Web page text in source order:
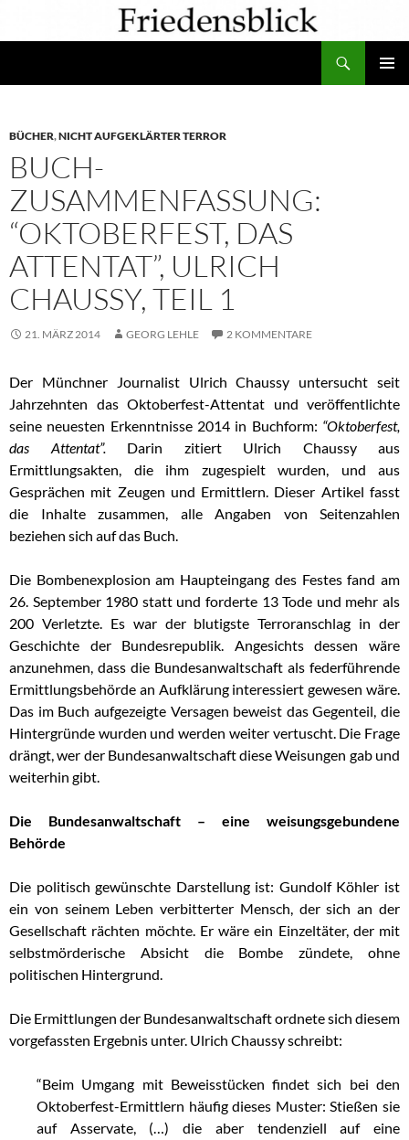
BÜCHER,NICHT AUFGEKLÄRTER TERROR
BUCH-
ZUSAMMENFASSUNG:
“OKTOBERFEST, DAS
ATTENTAT”, ULRICH
CHAUSSY, TEIL 1
21. MÄRZ 2014 GEORG LEHLE 2 KOMMENTARE
Der Münchner Journalist Ulrich Chaussy untersucht seit
Jahrzehnten das Oktoberfest-Attentat und veröffentlichte
seine neuesten Erkenntnisse 2014 in Buchform: “Oktoberfest,
das Attentat”.Darin zitiert Ulrich Chaussy aus
Ermittlungsakten, die ihm zugespielt wurden, und aus
Gesprächen mit Zeugen und Ermittlern. Dieser Artikel fasst
die Inhalte zusammen, alle Angaben von Seitenzahlen
beziehen sich auf das Buch.
Die Bombenexplosion am Haupteingang des Festes fand am
26. September 1980 statt und forderte 13 Tode und mehr als
200 Verletzte. Es war der blutigste Terroranschlag in der
Geschichte der Bundesrepublik. Angesichts dessen wäre
anzunehmen, dass die Bundesanwaltschaft als federführende
Ermittlungsbehörde an Aufklärung interessiert gewesen wäre.
Das im Buch aufgezeigte Versagen beweist das Gegenteil, die
Hintergründe wurden und werden weiter vertuscht. Die Frage
drängt, wer der Bundesanwaltschaft diese Weisungen gab und
weiterhin gibt.
Die Bundesanwaltschaft – eine weisungsgebundene
Behörde
Die politisch gewünschte Darstellung ist: Gundolf Köhler ist
ein von seinem Leben verbitterter Mensch, der sich an der
Gesellschaft rächten möchte. Er wäre ein Einzeltäter, der mit
selbstmörderische Absicht die Bombe zündete, ohne
politischen Hintergrund.
Die Ermittlungen der Bundesanwaltschaft ordnete sich diesem
vorgefassten Ergebnis unter. Ulrich Chaussy schreibt:
“Beim Umgang mit Beweisstücken findet sich bei den
Oktoberfest-Ermittlern häufig dieses Muster: Stießen sie
auf Asservate, (…) die aber tendenziell auf eine